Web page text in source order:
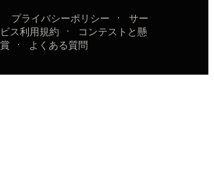
プライバシーポリシー ·
サー
ビス利用規約
·
コンテストと懸
賞
· よくある質問